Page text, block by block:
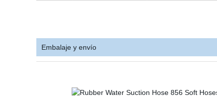
Embalaje y envío